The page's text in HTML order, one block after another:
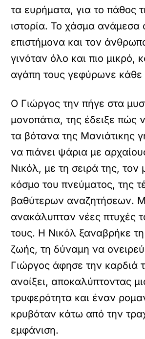
τα ευρήματα, για το πάθος
ιστορία. Το χάσμα ανάμεσα
επιστήμονα και τον
γινόταν όλο και πιο μικρό,
αγάπη τους γεφύρωνε κάθε
Ο Γιώργος την πήγε στα
μονοπάτια, της έδειξε πώς
τα βότανα της Μανιάτικης
να πιάνει ψάρια με
Νικόλ, με τη σειρά της, τον
κόσμο του πνεύματος, της
βαθύτερων αναζητήσεων.
ανακάλυπταν νέες πτυχές
τους. Η Νικόλ ξαναβρήκε
ζωής, τη δύναμη να
Γιώργος άφησε την καρδιά
ανοίξει, αποκαλύπτοντας
τρυφερότητα και έναν
κρυβόταν κάτω από την
εμφάνιση.